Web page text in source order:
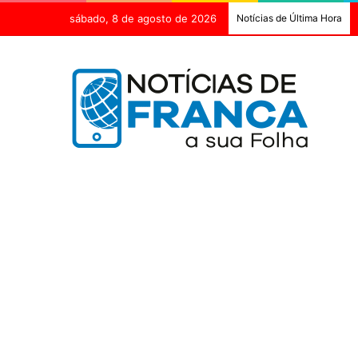
sábado, 8 de agosto de 2026 Notícias de Última Hora